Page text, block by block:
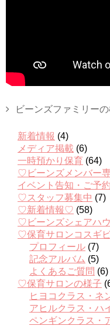
ビーンズファミリー
新着情報 (4)
メディア掲載 (6)
一時預かり保育 (64)
♡ビーンズメンバー
イベント告知・ご予
♡スタッフ募集中 (7)
♡新着情報♡ (58)
♡ビーンズシェアハ
♡保育サロンコスギ
プロフィール (7)
記念アルバム (5)
よくあるご質問 (6)
♡保育サロンの様子
ヒヨコクラス・ネ
アヒルクラス・ハ
ペンギンクラス・